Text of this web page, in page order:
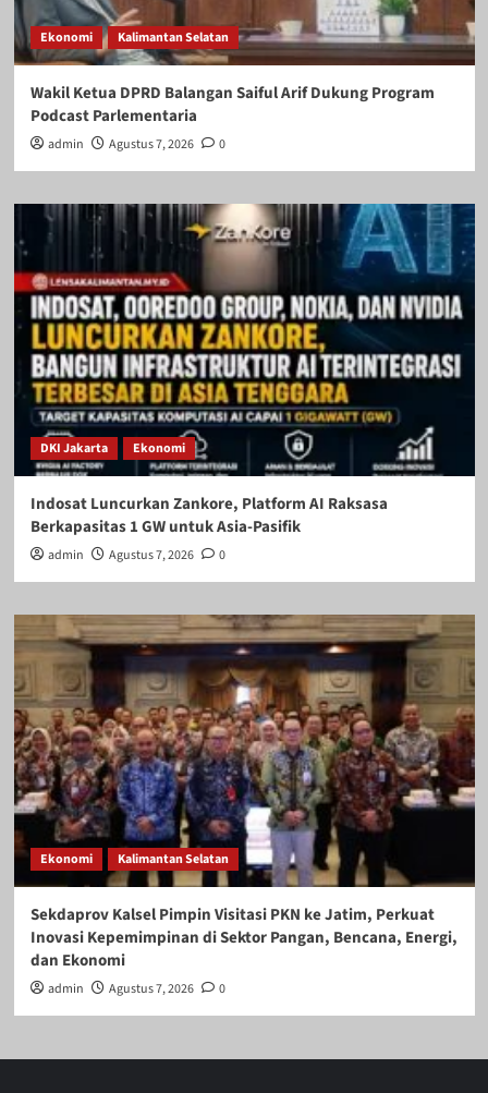
Ekonomi Kalimantan Selatan
Wakil Ketua DPRD Balangan Saiful Arif Dukung Program
Podcast Parlementaria
admin Agustus 7, 2026 0
DKI Jakarta Ekonomi
Indosat Luncurkan Zankore, Platform AI Raksasa
Berkapasitas 1 GW untuk Asia-Pasifik
admin Agustus 7, 2026 0
Ekonomi Kalimantan Selatan
Sekdaprov Kalsel Pimpin Visitasi PKN ke Jatim, Perkuat
Inovasi Kepemimpinan di Sektor Pangan, Bencana, Energi,
dan Ekonomi
admin Agustus 7, 2026 0